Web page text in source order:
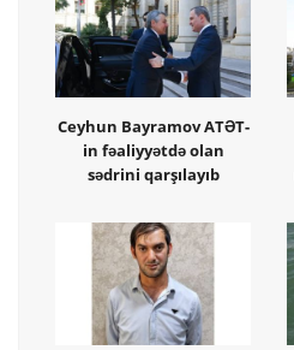
Ceyhun Bayramov ATƏT-
in fəaliyyətdə olan
sədrini qarşılayıb